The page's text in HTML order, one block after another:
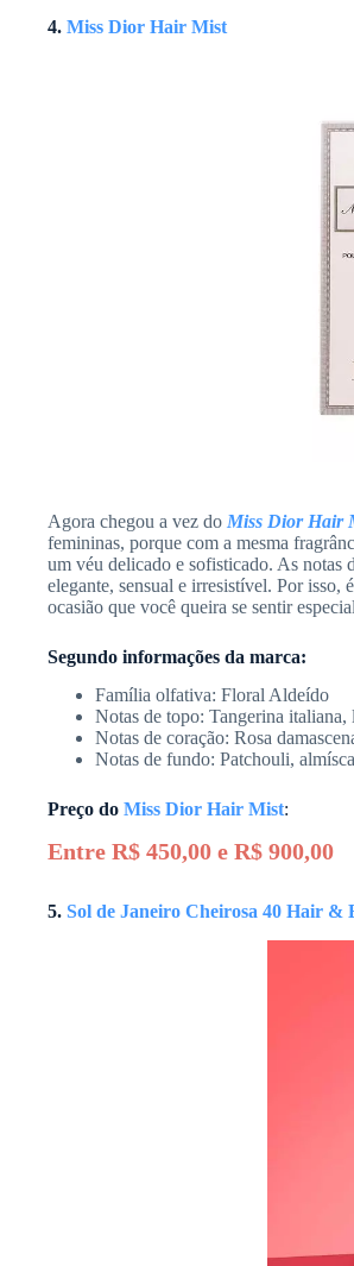
4. Miss Dior Hair Mist
Agora chegou a vez do Miss Dior Hair
femininas, porque com a mesma
um véu delicado e sofisticado. As notas
elegante, sensual e irresistível. Por isso,
ocasião que você queira se sentir
Segundo informações da marca:
Família olfativa: Floral Aldeído
Notas de topo: Tangerina italiana,
Notas de coração: Rosa
Notas de fundo: Patchouli,
Preço do Miss Dior Hair Mist:
Entre R$ 450,00 e R$ 900,00
5. Sol de Janeiro Cheirosa 40 Hair &